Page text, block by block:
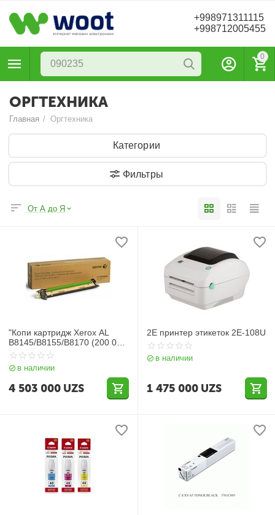
+998971311115
+998712005455
0
ОРГТЕХНИКА
Главная / Оргтехника
Категории
Фильтры
От А до Я
"Копи картридж Xerox AL
B8145/B8155/B8170 (200 000
стр) "
в наличии
4 503 000 UZS
2E принтер этикеток 2E-108U
в наличии
1 475 000 UZS